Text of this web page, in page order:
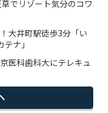
でリゾート気分のコワ
大井町駅徒歩3分「い
ナ」
医科歯科大にテレキュ